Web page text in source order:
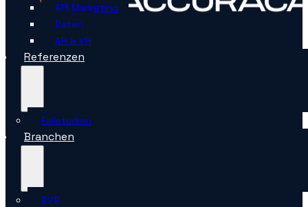
API Marketing
Daten
AR & VR
Referenzen
Fallstudien
Branchen
B2B